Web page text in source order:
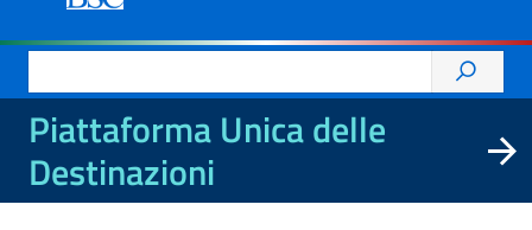
per:
Piattaforma Unica delle
Destinazioni